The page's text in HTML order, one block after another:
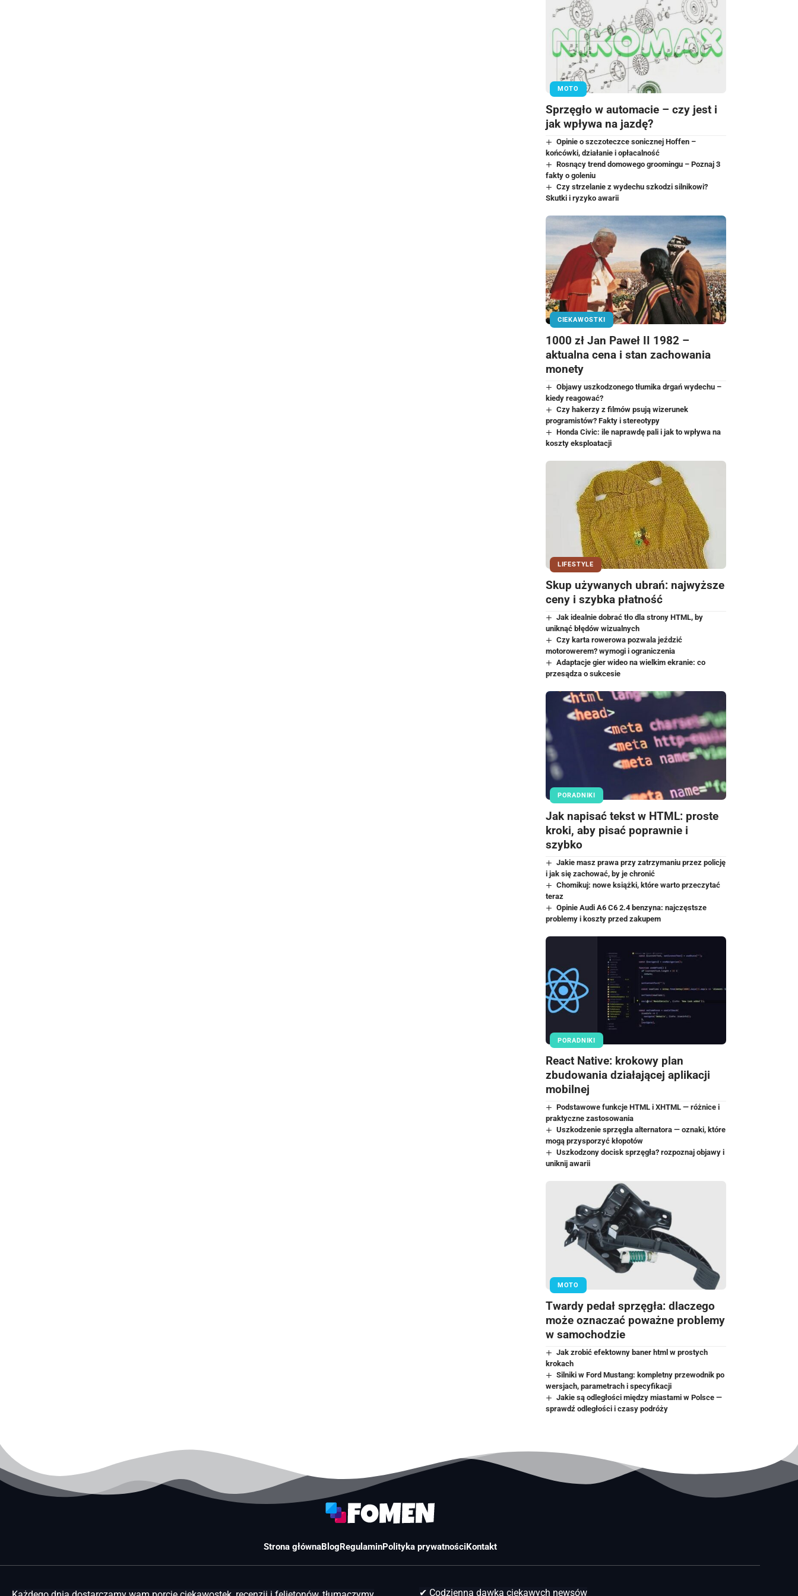
MOTO
Sprzęgło w automacie – czy jest i
jak wpływa na jazdę?
Opinie o szczoteczce sonicznej Hoffen –
końcówki, działanie i opłacalność
Rosnący trend domowego groomingu – Poznaj 3
fakty o goleniu
Czy strzelanie z wydechu szkodzi silnikowi?
Skutki i ryzyko awarii
CIEKAWOSTKI
1000 zł Jan Paweł II 1982 –
aktualna cena i stan zachowania
monety
Objawy uszkodzonego tłumika drgań wydechu –
kiedy reagować?
Czy hakerzy z filmów psują wizerunek
programistów? Fakty i stereotypy
Honda Civic: ile naprawdę pali i jak to wpływa na
koszty eksploatacji
LIFESTYLE
Skup używanych ubrań: najwyższe
ceny i szybka płatność
Jak idealnie dobrać tło dla strony HTML, by
uniknąć błędów wizualnych
Czy karta rowerowa pozwala jeździć
motorowerem? wymogi i ograniczenia
Adaptacje gier wideo na wielkim ekranie: co
przesądza o sukcesie
PORADNIKI
Jak napisać tekst w HTML: proste
kroki, aby pisać poprawnie i
szybko
Jakie masz prawa przy zatrzymaniu przez policję
i jak się zachować, by je chronić
Chomikuj: nowe książki, które warto przeczytać
teraz
Opinie Audi A6 C6 2.4 benzyna: najczęstsze
problemy i koszty przed zakupem
PORADNIKI
React Native: krokowy plan
zbudowania działającej aplikacji
mobilnej
Podstawowe funkcje HTML i XHTML — różnice i
praktyczne zastosowania
Uszkodzenie sprzęgła alternatora — oznaki, które
mogą przysporzyć kłopotów
Uszkodzony docisk sprzęgła? rozpoznaj objawy i
uniknij awarii
MOTO
Twardy pedał sprzęgła: dlaczego
może oznaczać poważne problemy
w samochodzie
Jak zrobić efektowny baner html w prostych
krokach
Silniki w Ford Mustang: kompletny przewodnik po
wersjach, parametrach i specyfikacji
Jakie są odległości między miastami w Polsce —
sprawdź odległości i czasy podróży
Strona głównaBlogRegulaminPolityka prywatnościKontakt
✔ Codzienna dawka ciekawych newsów